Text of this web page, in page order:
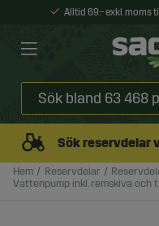
Alltid 69:- exkl. moms
Sök reservdelar
Hem Reservdelar
Vattenpump inkl. remskiva och